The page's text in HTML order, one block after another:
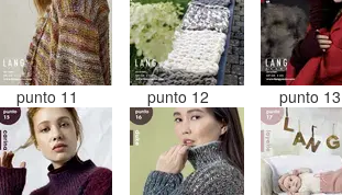
punto 11 punto 12 punto 13